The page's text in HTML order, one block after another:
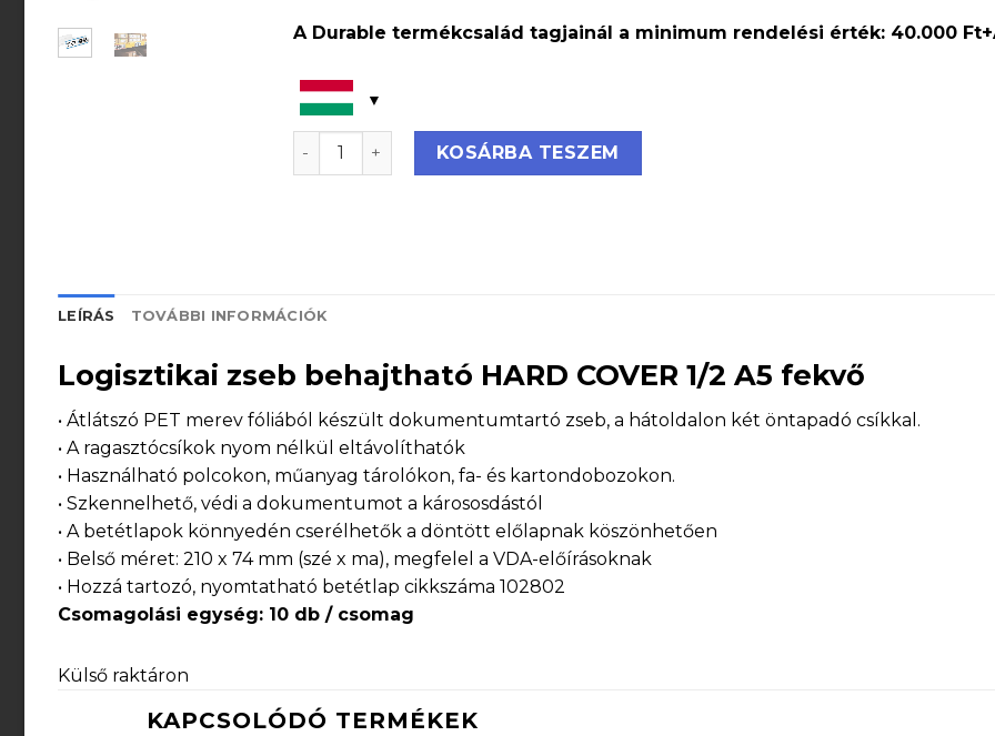
A Durable termékcsalád tagjainál a minimum rendelési érték: 40.000
Logisztikai zseb öntapadó HARD COVER 1/2 A5 fekvő mennyiség
KOSÁRBA TESZEM
LEÍRÁS TOVÁBBI INFORMÁCIÓK
Logisztikai zseb behajtható HARD COVER 1/2 A5 fekvő
• Átlátszó PET merev fóliából készült dokumentumtartó zseb, a hátoldalon két öntapadó csíkkal.
• A ragasztócsíkok nyom nélkül eltávolíthatók
• Használható polcokon, műanyag tárolókon, fa- és kartondobozokon.
• Szkennelhető, védi a dokumentumot a kárososdástól
• A betétlapok könnyedén cserélhetők a döntött előlapnak köszönhetően
• Belső méret: 210 x 74 mm (szé x ma), megfelel a VDA-előírásoknak
• Hozzá tartozó, nyomtatható betétlap cikkszáma 102802
Csomagolási egység: 10 db / csomag
Külső raktáron
KAPCSOLÓDÓ TERMÉKEK